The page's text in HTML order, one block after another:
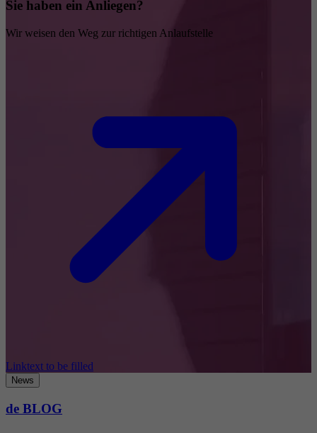
Sie haben ein Anliegen?
Wir weisen den Weg zur richtigen Anlaufstelle
Linktext to be filled
News
de BLOG